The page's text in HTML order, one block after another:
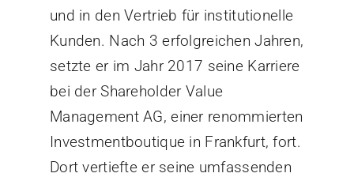
und in den Vertrieb für institutionelle
Kunden. Nach 3 erfolgreichen Jahren,
setzte er im Jahr 2017 seine Karriere
bei der Shareholder Value
Management AG, einer renommierten
Investmentboutique in Frankfurt, fort.
Dort vertiefte er seine umfassenden